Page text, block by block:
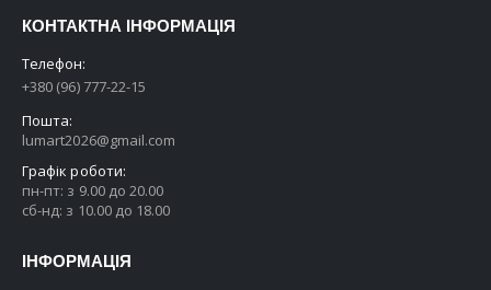
КОНТАКТНА ІНФОРМАЦІЯ
Телефон:
+380 (96) 777-22-15
Пошта:
lumart2026@gmail.com
Графік роботи:
пн-пт: з 9.00 до 20.00
сб-нд: з 10.00 до 18.00
ІНФОРМАЦІЯ